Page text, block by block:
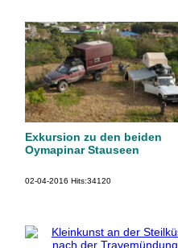
Exkursion zu den beiden
Oymapinar Stauseen
02-04-2016 Hits:34120